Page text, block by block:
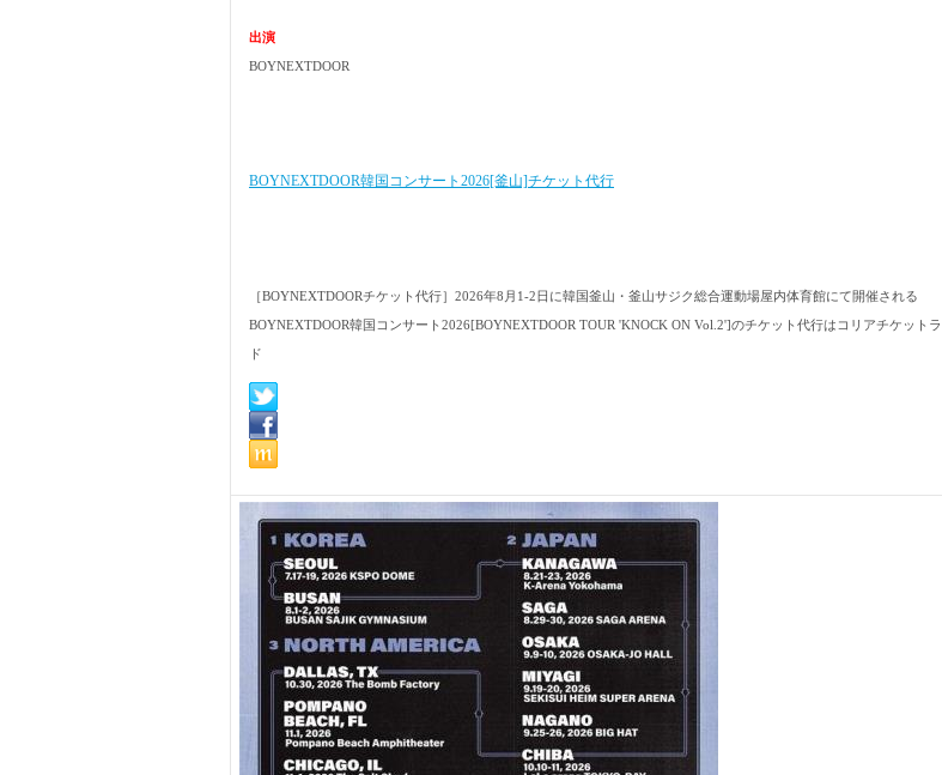
出演
BOYNEXTDOOR
BOYNEXTDOOR韓国コンサート2026[釜山]チケット代行
［BOYNEXTDOORチケット代行］2026年8月1-2日に韓国釜山・釜山サジク総合運動場屋内体育館にて開催される
BOYNEXTDOOR韓国コンサート2026[BOYNEXTDOOR TOUR 'KNOCK ON Vol.2']のチケット代行はコリアチケット
ド